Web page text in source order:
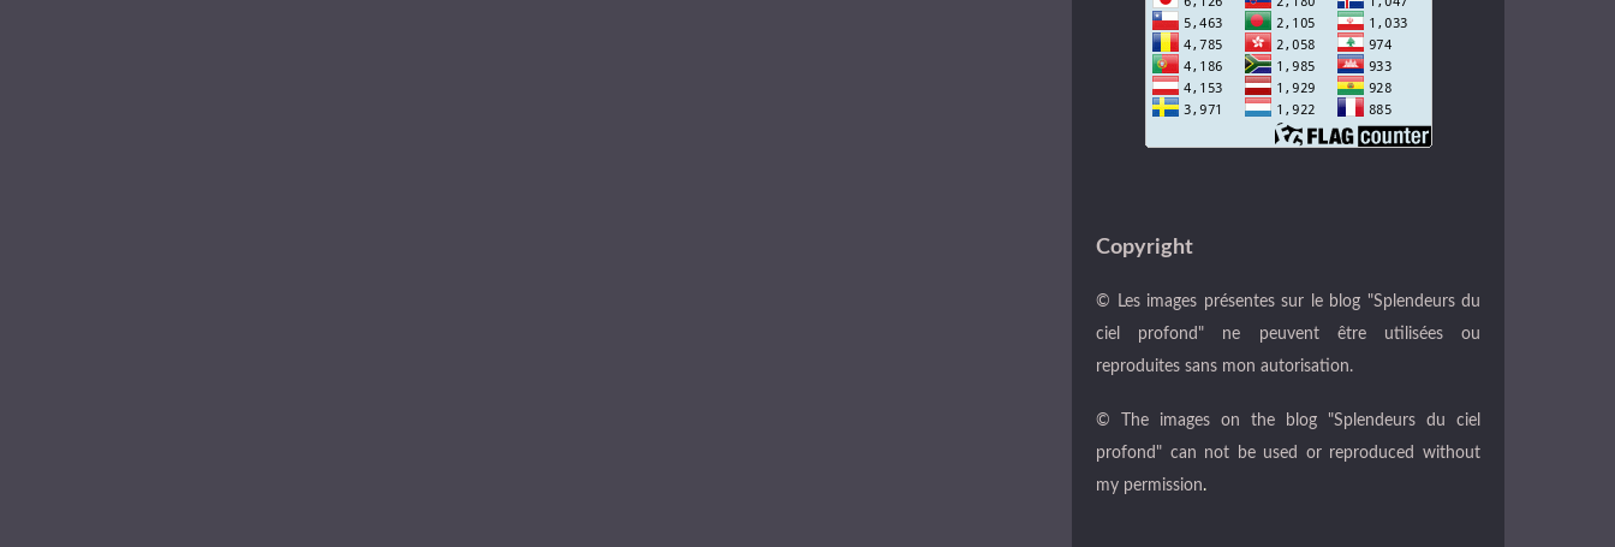
Copyright
© Les images présentes sur le blog "Splendeurs du
ciel profond" ne peuvent être utilisées ou
reproduites sans mon autorisation.
© The images on the blog "Splendeurs du ciel
profond" can not be used or reproduced without
my permission.